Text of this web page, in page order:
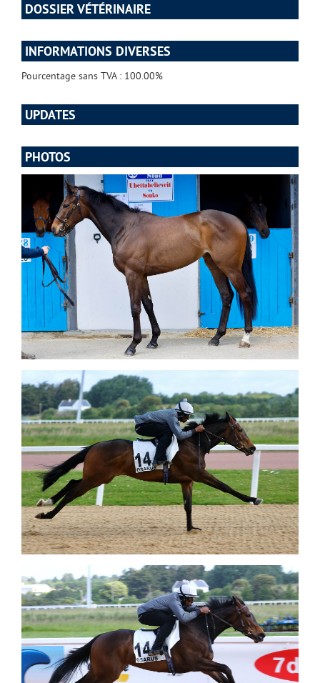
DOSSIER VÉTÉRINAIRE
INFORMATIONS DIVERSES
Pourcentage sans TVA : 100.00%
UPDATES
PHOTOS